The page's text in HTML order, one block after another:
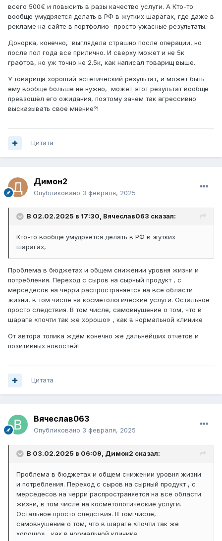
всего 500€ и повысить в разы качество услуги. А Кто-то
вообще умудряется делать в РФ в жутких шарагах, где даже в
рекламе на сайте в портфолио- просто ужасные результаты.
Донорка, конечно, выглядела страшно после операции, но
после пол года все прилично. И сверху может и не 5к
графтов, но уж точно не 2.5к, как написал товарищ выше.
У товарища хороший эстетический результат, и может быть
ему вообще больше не нужно, может этот результат вообще
превзошёл его ожидания, поэтому зачем так агрессивно
высказывать свое мнение?!
Цитата
Димон2
Опубликовано 3 февраля, 2025
В 02.02.2025 в 17:30, Вячеслав063 сказал:
Кто-то вообще умудряется делать в РФ в жутких
шарагах,
Проблема в бюджетах и общем снижении уровня жизни и
потребления. Переход с сыров на сырный продукт , с
мерседесов на черри распространяется на все области
жизни, в том числе на косметологические услуги. Остальное
просто следствия. В том числе, самовнушение о том, что в
шараге «почти так же хорошо» , как в нормальной клинике
От автора топика ждём конечно же дальнейших отчетов и
позитивных новостей!
Цитата
Вячеслав063
Опубликовано 3 февраля, 2025
В 03.02.2025 в 06:09, Димон2 сказал:
Проблема в бюджетах и общем снижении уровня жизни
и потребления. Переход с сыров на сырный продукт , с
мерседесов на черри распространяется на все области
жизни, в том числе на косметологические услуги.
Остальное просто следствия. В том числе,
самовнушение о том, что в шараге «почти так же
хорошо» , как в нормальной клинике